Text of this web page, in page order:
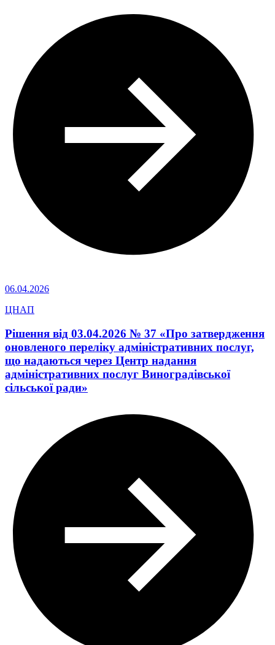
06.04.2026
ЦНАП
Рішення від 03.04.2026 № 37 «Про затвердження
оновленого переліку адміністративних послуг,
що надаються через Центр надання
адміністративних послуг Виноградівської
сільської ради»